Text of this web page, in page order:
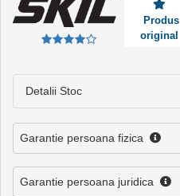
Produs
original
Detalii Stoc
Garantie persoana fizica
Garantie persoana juridica